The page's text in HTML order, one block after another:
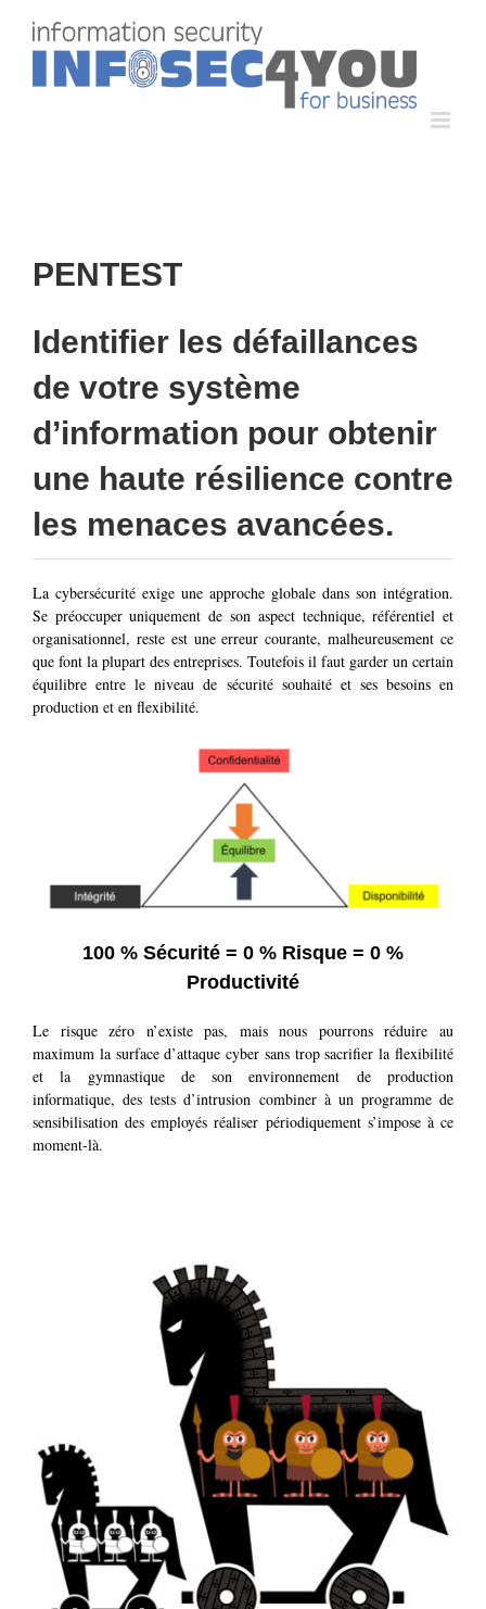
contenu
PENTEST
Identifier les défaillances
de votre système
d’information pour obtenir
une haute résilience contre
les menaces avancées.
La cybersécurité exige une approche globale dans son intégration.
Se préoccuper uniquement de son aspect technique, référentiel et
organisationnel, reste est une erreur courante, malheureusement ce
que font la plupart des entreprises. Toutefois il faut garder un certain
équilibre entre le niveau de sécurité souhaité et ses besoins en
production et en flexibilité.
100 % Sécurité = 0 % Risque = 0 %
Productivité
Le risque zéro n’existe pas, mais nous pourrons réduire au
maximum la surface d’attaque cyber sans trop sacrifier la flexibilité
et la gymnastique de son environnement de production
informatique, des tests d’intrusion combiner à un programme de
sensibilisation des employés réaliser périodiquement s’impose à ce
moment-là.